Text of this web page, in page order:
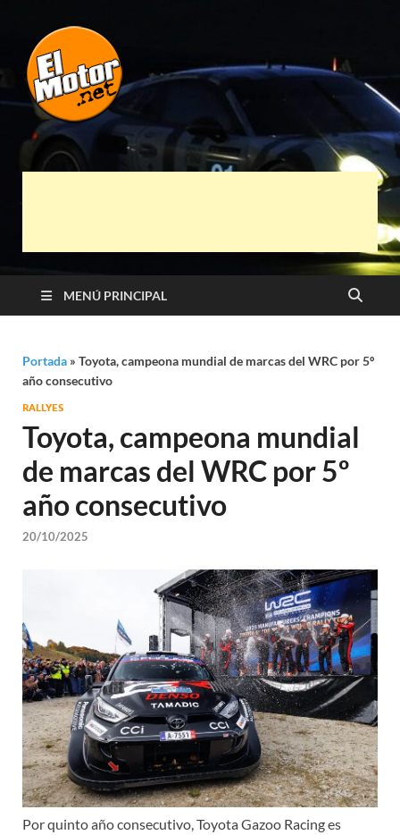
El Motor punto
Net
Automóviles
MENÚ PRINCIPAL
Portada » Toyota, campeona mundial de marcas del WRC por 5º
año consecutivo
RALLYES
Toyota, campeona mundial
de marcas del WRC por 5º
año consecutivo
20/10/2025
Por quinto año consecutivo, Toyota Gazoo Racing es